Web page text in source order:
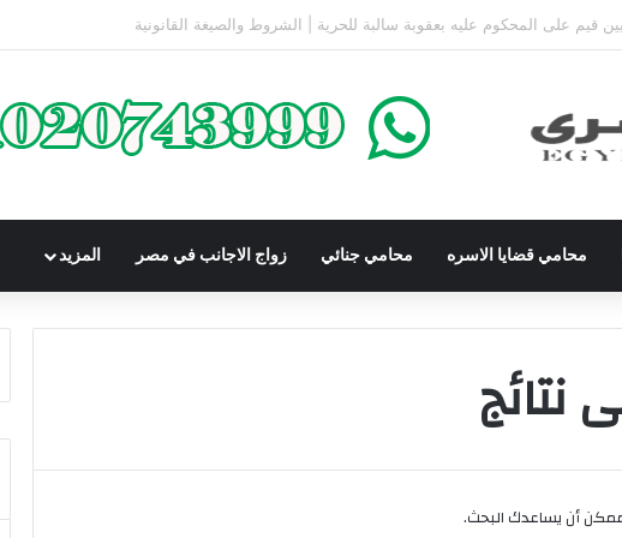
داخل الكومباوندات تحت الإنشاء | أهم البنود التي تحمي المشتري في القانون المصري
محامي قضايا الاسره محامي جنائي زواج الاجانب في مصر المزيد
نتائج
أن يساعدك البحث.